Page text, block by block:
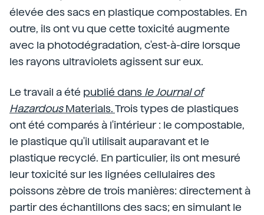
élevée des sacs en plastique compostables. En
outre, ils ont vu que cette toxicité augmente
avec la photodégradation, c'est-à-dire lorsque
les rayons ultraviolets agissent sur eux.
Le travail a été publié dans le Journal of
HazardousMaterials.Trois types de plastiques
ont été comparés à l'intérieur : le compostable,
le plastique qu'il utilisait auparavant et le
plastique recyclé. En particulier, ils ont mesuré
leur toxicité sur les lignées cellulaires des
poissons zèbre de trois manières: directement à
partir des échantillons des sacs; en simulant le